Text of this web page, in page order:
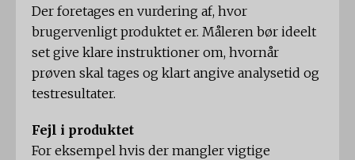
Der foretages en vurdering af, hvor
brugervenligt produktet er. Måleren bør ideelt
set give klare instruktioner om, hvornår
prøven skal tages og klart angive analysetid og
testresultater.
Fejl i produktet
For eksempel hvis der mangler vigtige